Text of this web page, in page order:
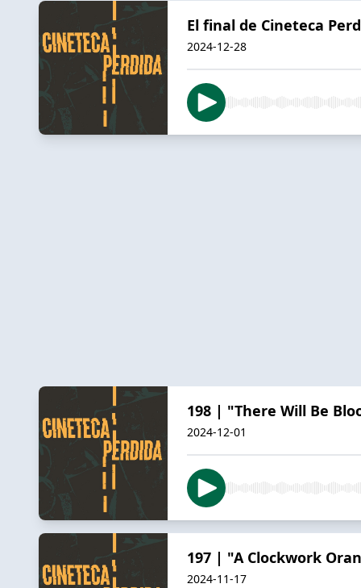
El final de Cineteca
2024-12-28
198 | "There Will Be
2024-12-01
197 | "A Clockwork
2024-11-17